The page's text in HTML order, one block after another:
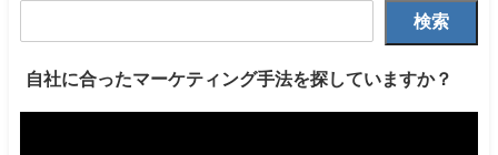
検索
自社に合ったマーケティング手法を探していますか？